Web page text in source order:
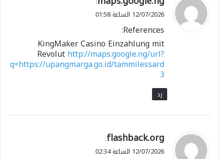
ق
ل
12/07/2026 الساعة 01:58
References:
KingMaker Casino Einzahlung mit
Revoluthttp://maps.google.ng/url?
q=https://upangmarga.go.id/tammilessard
3
رد
ي
ق
flashback.org
:
12/07/2026 الساعة 02:34